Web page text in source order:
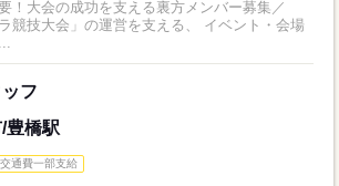
！大会の成功を支える裏方メンバー募集／
競技大会」の運営を支える、 イベント・会場
フ
豊橋駅
交通費一部支給